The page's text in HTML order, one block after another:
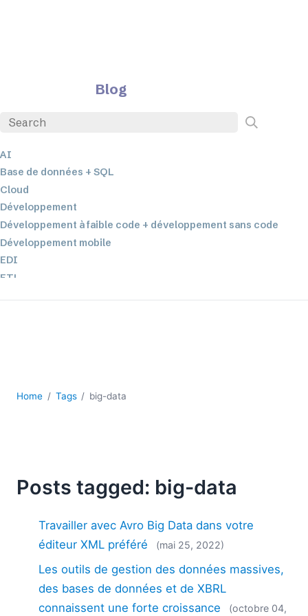
Blog
AI
Base de données + SQL
Cloud
Développement
Développement à faible code + développement sans code
Développement mobile
EDI
ETL
XML
2026
2024
2023
2022
2021
2020
2019
Home Tags big-data
Posts tagged: big-data
Travailler avec Avro Big Data dans votre
éditeur XML préféré
(mai 25, 2022)
Les outils de gestion des données massives,
des bases de données et de XBRL
connaissent une forte croissance
(octobre 04,